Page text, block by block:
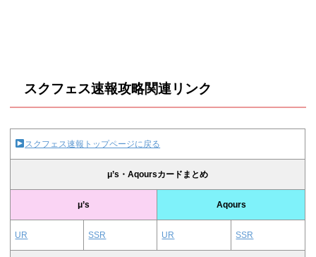
スクフェス速報攻略関連リンク
スクフェス速報トップページに戻る
μ’s・Aqoursカードまとめ
μ’s Aqours
UR SSR UR SSR